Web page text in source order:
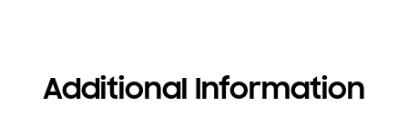
Additional Information